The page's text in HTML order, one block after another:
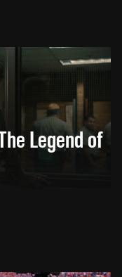
Legend of